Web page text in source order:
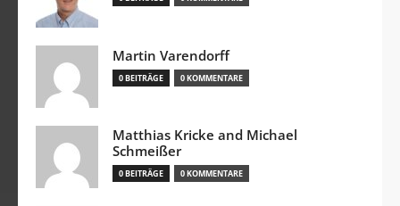
Martin Varendorff
0 BEITRÄGE 0 KOMMENTARE
Matthias Kricke and Michael
Schmeißer
0 BEITRÄGE 0 KOMMENTARE